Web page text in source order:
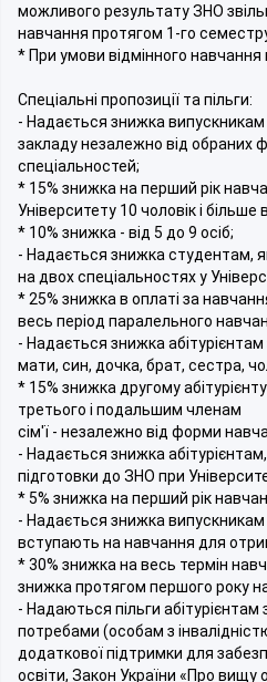
можливого результату ЗНО
навчання протягом 1-го
* При умови відмінного навчання
Спеціальні пропозиції та пільги:
- Надається знижка
закладу незалежно від обраних
спеціальностей;
* 15% знижка на перший рік
Університету 10 чоловік і більше
* 10% знижка - від 5 до 9 осіб;
- Надається знижка студентам,
на двох спеціальностях у
* 25% знижка в оплаті за
весь період паралельного
- Надається знижка абітурієнтам
мати, син, дочка, брат, сестра,
* 15% знижка другому абітурієнту
третього і подальшим членам
сім'ї - незалежно від форми
- Надається знижка абітурієнтам,
підготовки до ЗНО при
* 5% знижка на перший рік
- Надається знижка випускникам
вступають на навчання для
* 30% знижка на весь термін
знижка протягом першого року
- Надаються пільги абітурієнтам
потребами (особам з
додаткової підтримки для
освіти, Закон України «Про вищу